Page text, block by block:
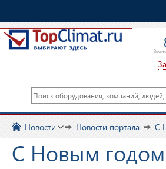
Новости Новости портала С
С Новым